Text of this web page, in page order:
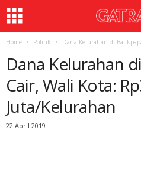
Home Politik Dana Kelurahan di
Dana Kelurahan
Cair, Wali Kota:
Juta/Kelurahan
22 April 2019